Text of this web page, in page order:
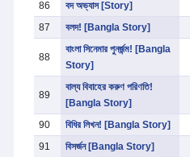
86
বদ অভ্যাস [Story]
87
বলদ! [Bangla Story]
88
বাংলা সিনেমার পুনর্জন্ম! [Bangla
Story]
89
বাল্য বিবাহের করুণ পরিণতি!
[Bangla Story]
90
বিধির লিখন! [Bangla Story]
91
বিসর্জন [Bangla Story]